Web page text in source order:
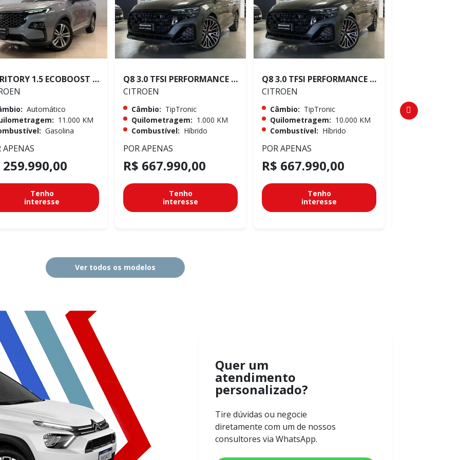
TERRITORY 1.5 ECOBOOST GTDI TITANIUM
Automático
11.000 KM
Gasolina
APENAS
259.990,00
Tenho
interesse
Q8 3.0 TFSI PERFORMANCE BLACK QUATTRO
CITROEN
Câmbio: TipTronic
Quilometragem: 1.000 KM
Combustível: Híbrido
POR APENAS
R$ 667.990,00
Tenho
interesse
Q8 3.0 TFSI PERFORMANCE BLACK QUATTRO
CITROEN
Câmbio: TipTronic
Quilometragem: 10.000 KM
Combustível: Híbrido
POR APENAS
R$ 667.990,00
Tenho
interesse
Câmbio:
Ver todos os modelos
Quer um
atendimento
personalizado?
Tire dúvidas ou negocie
diretamente com um de nossos
consultores via WhatsApp.